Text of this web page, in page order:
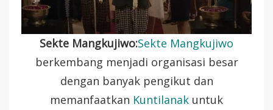
Sekte Mangkujiwo:Sekte Mangkujiwo
berkembang menjadi organisasi besar
dengan banyak pengikut dan
memanfaatkan Kuntilanak untuk